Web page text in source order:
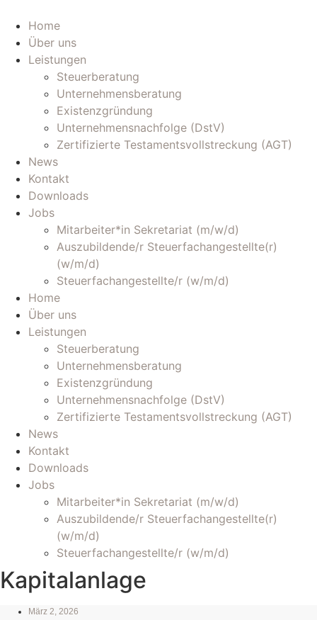
Inhalt
wechseln
Home
Über uns
Leistungen
Steuerberatung
Unternehmensberatung
Existenzgründung
Unternehmensnachfolge (DstV)
Zertifizierte Testamentsvollstreckung (AGT)
News
Kontakt
Downloads
Jobs
Mitarbeiter*in Sekretariat (m/w/d)
Auszubildende/r Steuerfachangestellte(r)
(w/m/d)
Steuerfachangestellte/r (w/m/d)
Home
Über uns
Leistungen
Steuerberatung
Unternehmensberatung
Existenzgründung
Unternehmensnachfolge (DstV)
Zertifizierte Testamentsvollstreckung (AGT)
News
Kontakt
Downloads
Jobs
Mitarbeiter*in Sekretariat (m/w/d)
Auszubildende/r Steuerfachangestellte(r)
(w/m/d)
Steuerfachangestellte/r (w/m/d)
Kapitalanlage
März 2, 2026